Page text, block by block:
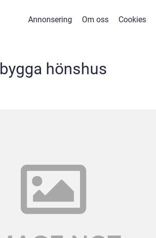
Annonsering Om oss Cookies
bygga hönshus